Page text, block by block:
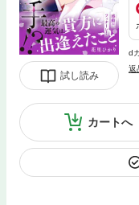
試し読み
d
返
カートへ